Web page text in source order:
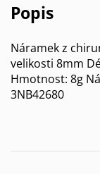
Popis
Náramek z
velikosti 8mm
Hmotnost: 8g
3NB42680